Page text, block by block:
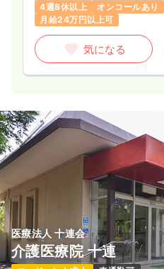
4週8休以上
オンコールあり
月給24万円以上可
気になる
医療法人 十連会
介護医療院 十連